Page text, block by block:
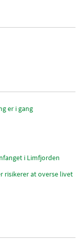
er i gang
i Limfjorden
risikerer at overse livet